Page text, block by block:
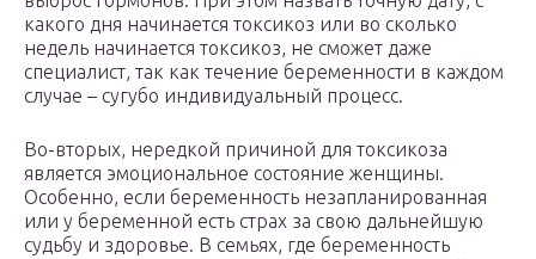
какого дня начинается токсикоз или во сколько
недель начинается токсикоз, не сможет даже
специалист, так как течение беременности в каждом
случае – сугубо индивидуальный процесс.
Во-вторых, нередкой причиной для токсикоза
является эмоциональное состояние женщины.
Особенно, если беременность незапланированная
или у беременной есть страх за свою дальнейшую
судьбу и здоровье. В семьях, где беременность